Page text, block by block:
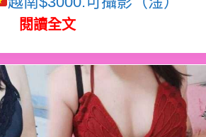
閱讀全文